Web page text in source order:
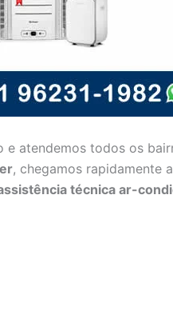
e atendemos todos os
, chegamos rapidamente
técnica ar-